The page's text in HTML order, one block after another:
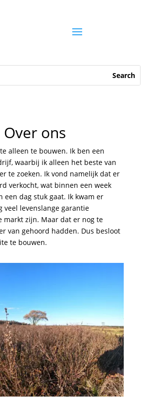
Over ons
alleen te bouwen. Ik ben een
waarbij ik alleen het beste van
te zoeken. Ik vond namelijk dat er
verkocht, wat binnen een week
een dag stuk gaat. Ik kwam er
veel levenslange garantie
markt zijn. Maar dat er nog te
van gehoord hadden. Dus besloot
te bouwen.